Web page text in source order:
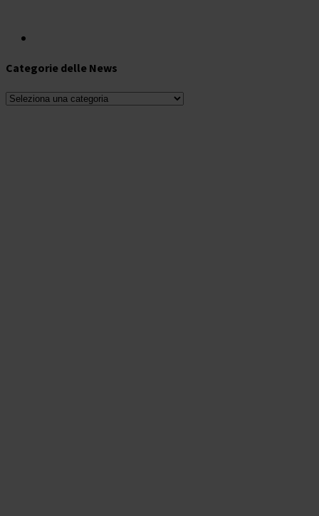
Categorie delle News
Categorie